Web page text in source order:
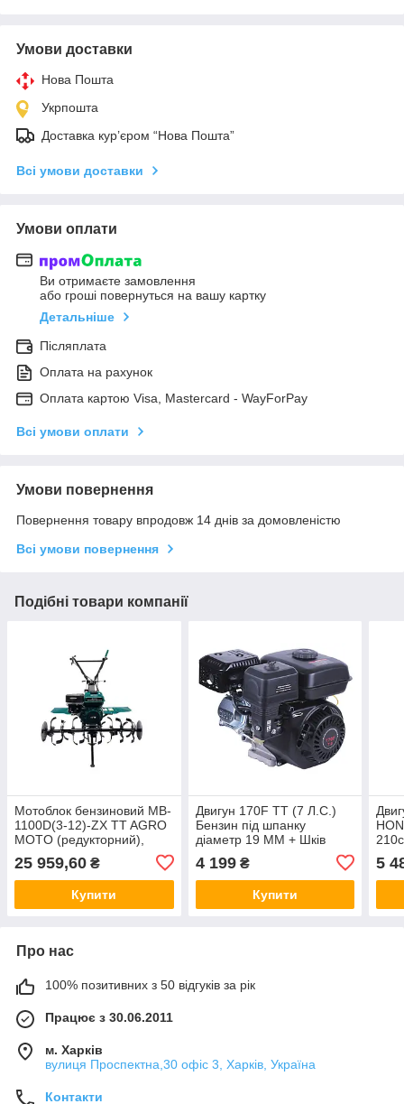
Умови доставки
Нова Пошта
Укрпошта
Доставка кур’єром “Нова Пошта”
Всі умови доставки
Умови оплати
Ви отримаєте замовлення
або гроші повернуться на вашу картку
Детальніше
Післяплата
Оплата на рахунок
Оплата картою Visa, Mastercard - WayForPay
Всі умови оплати
Умови повернення
Повернення товару впродовж 14 днів за домовленістю
Всі умови повернення
Подібні товари компанії
Мотоблок бензиновий MB-
1100D(3-12)-ZX TT AGRO
MOTO (редукторний),
колесо 5*12, двигун 177F
(9 л.с.), GREEN
25 959,60 ₴
Купити
Двигун 170F TT (7 Л.С.)
Бензин під шпанку
діаметр 19 ММ + Шків
4 199₴
Купити
5
Про нас
100% позитивних з 50 відгуків за рік
Працює з 30.06.2011
м. Харків
вулиця Проспектна,30 офіс 3, Харків, Україна
Контакти